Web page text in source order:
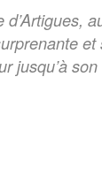
jusqu’à